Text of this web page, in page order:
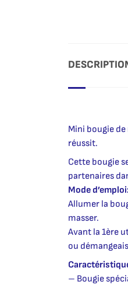
Mini bougie
réussit.
Cette bougie
partenaires
Mode
Allumer la
masser.
Avant la 1ère
ou
– Bougie